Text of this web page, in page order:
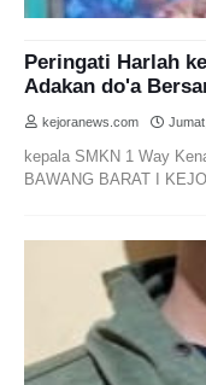
Peringati Harlah
Adakan do'a
kejoranews.com
kepala SMKN 1 Way
BAWANG BARAT I